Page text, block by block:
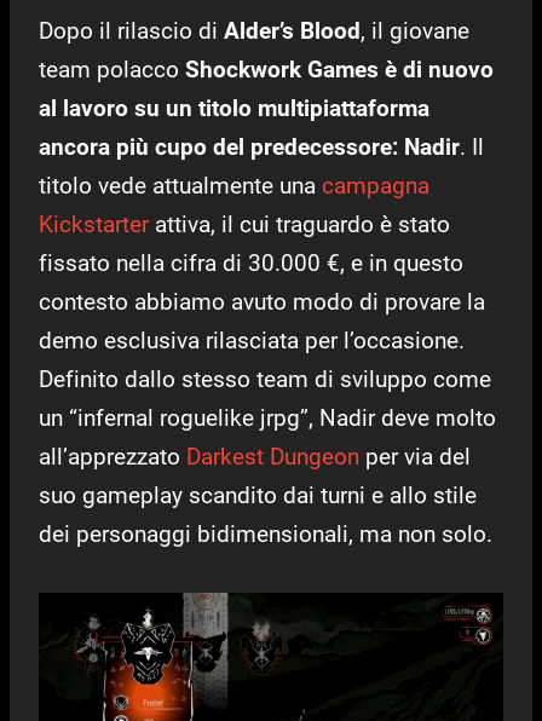
Dopo il rilascio di Alder’s Blood, il giovane
team polacco Shockwork Games è di nuovo
al lavoro su un titolo multipiattaforma
ancora più cupo del predecessore: Nadir. Il
titolo vede attualmente una campagna
Kickstarterattiva, il cui traguardo è stato
fissato nella cifra di 30.000 €, e in questo
contesto abbiamo avuto modo di provare la
demo esclusiva rilasciata per l’occasione.
Definito dallo stesso team di sviluppo come
un “infernal roguelike jrpg”, Nadir deve molto
all’apprezzato Darkest Dungeon per via del
suo gameplay scandito dai turni e allo stile
dei personaggi bidimensionali, ma non solo.